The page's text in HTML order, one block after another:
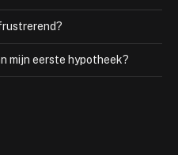
mijn eerste hypotheek?